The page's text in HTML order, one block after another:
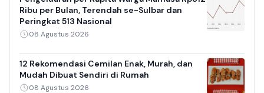
Ribu per Bulan, Terendah se-Sulbar dan
Peringkat 513 Nasional
08 Agustus 2026
12 Rekomendasi Cemilan Enak, Murah, dan
Mudah Dibuat Sendiri di Rumah
08 Agustus 2026